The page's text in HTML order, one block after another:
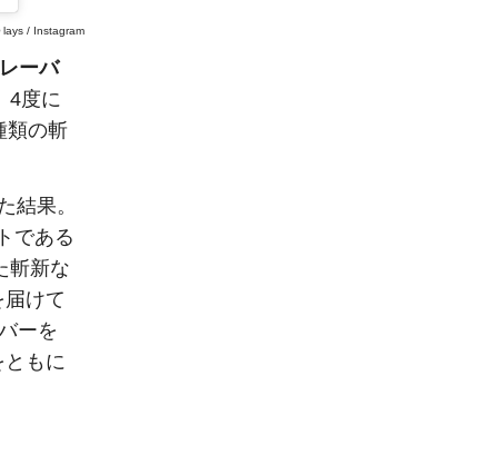
lays / Instagram
ーバ
4度に
類の斬
結果。
である
斬新な
けて
ーを
もに